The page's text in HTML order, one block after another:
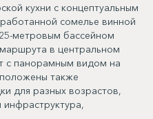
кухни с концептуальным
сомелье винной
метровым бассейном
в центральном
с панорамным видом на
также
для разных возрастов,